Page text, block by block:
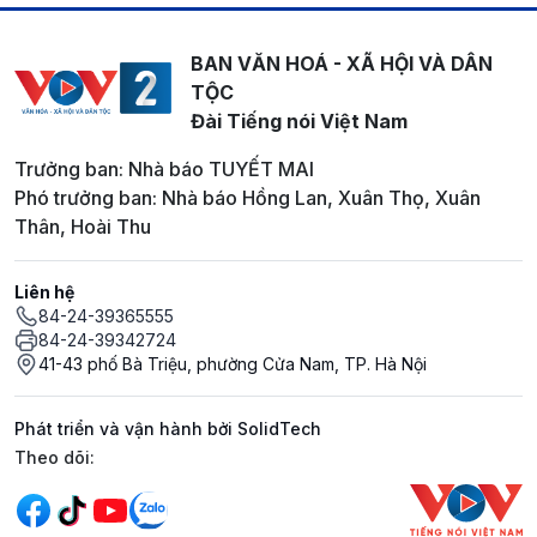
BAN VĂN HOÁ - XÃ HỘI VÀ DÂN
TỘC
Đài Tiếng nói Việt Nam
Trưởng ban: Nhà báo TUYẾT MAI
Phó trưởng ban: Nhà báo Hồng Lan, Xuân Thọ, Xuân
Thân, Hoài Thu
Liên hệ
84-24-39365555
84-24-39342724
41-43 phố Bà Triệu, phường Cửa Nam, TP. Hà Nội
Phát triển và vận hành bởi SolidTech
Mạng xã hội
Theo dõi: